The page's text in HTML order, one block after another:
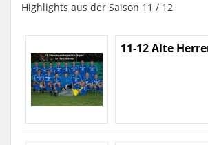
Highlights aus der Saison 11 / 12
11-12 Alte